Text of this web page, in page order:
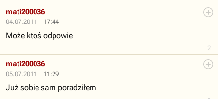
04.07.2011 17:44
2
mati200036
Może ktoś odpowie
05.07.2011 11:29
mati200036
Już sobie sam poradziłem